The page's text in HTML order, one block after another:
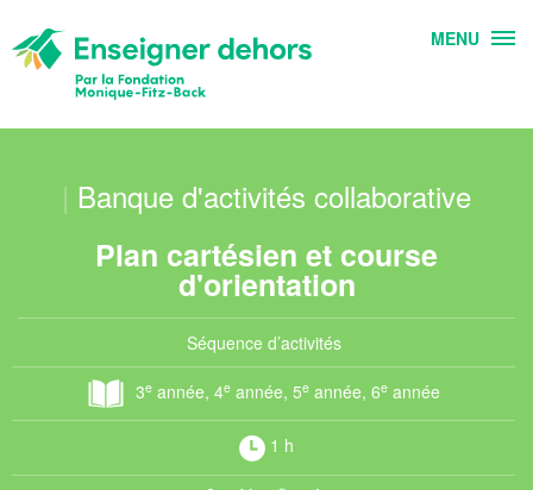
MENU
| Banque d'activités collaborative
Plan cartésien et course
d'orientation
Séquence d’activités
3eannée, 4eannée, 5eannée, 6eannée
1 h